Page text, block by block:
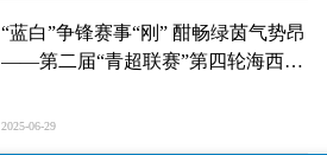
“蓝白”争锋赛事“刚” 酣畅绿茵气势昂
——第二届“青超联赛”第四轮海西主
2025-06-29